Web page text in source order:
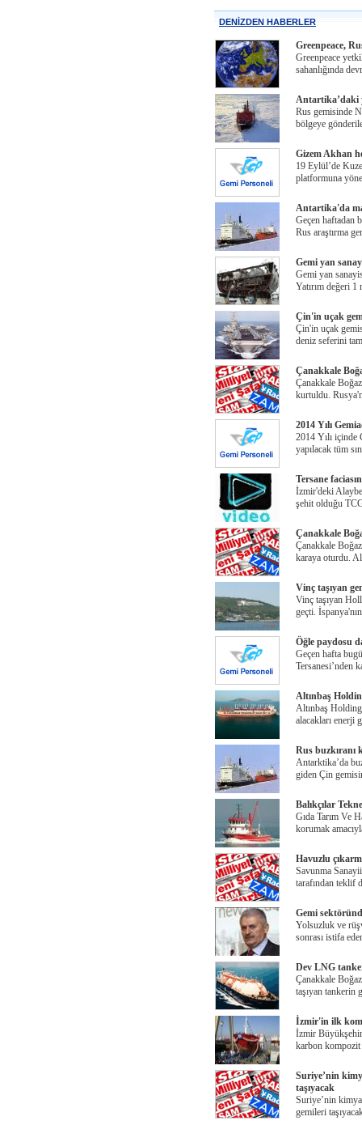
DENİZDEN HABERLER
Greenpeace,
Greenpeace
sahanlığında
Antartika’daki
Rus gemisinde
bölgeye
Gizem Akhan
19 Eylül’de
platformuna
Antartika'da
Geçen haftadan
Rus araştırma
Gemi yan
Gemi yan
Yatırım değeri
Çin'in uçak
Çin'in uçak
deniz seferini
Çanakkale
Çanakkale
kurtuldu.
2014 Yılı
2014 Yılı içinde
yapılacak tüm
Tersane
İzmir'deki
şehit olduğu
Çanakkale
Çanakkale
karaya oturdu.
Vinç taşıyan
Vinç taşıyan
geçti.
Öğle paydosu
Geçen hafta
Tersanesi’nden
Altınbaş
Altınbaş
alacakları
Rus buzkıranı
Antarktika’da
giden Çin
Balıkçılar
Gıda Tarım Ve
korumak
Havuzlu
Savunma
tarafından teklif
Gemi
Yolsuzluk ve
sonrası istifa
Dev LNG
Çanakkale
taşıyan
İzmir'in ilk
İzmir Büyükşehir
karbon
Suriye’nin
taşıyacak
Suriye’nin
gemileri